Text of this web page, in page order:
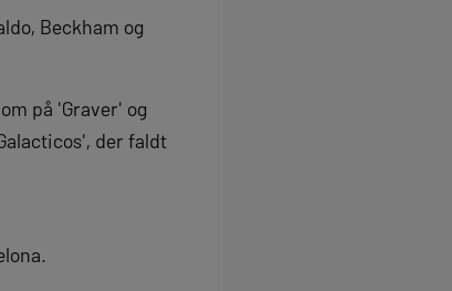
Beckham og
på 'Graver' og
der faldt